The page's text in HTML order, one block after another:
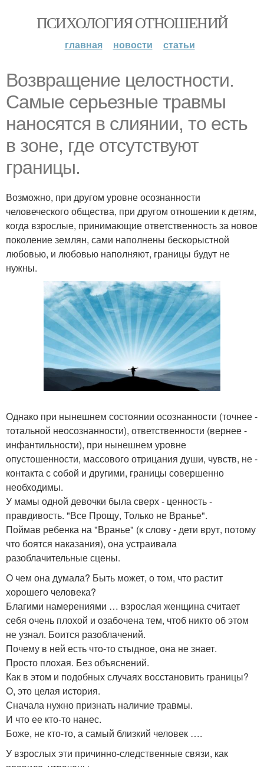
ПСИХОЛОГИЯ ОТНОШЕНИЙ
главная новости статьи
Возвращение целостности.
Самые серьезные травмы
наносятся в слиянии, то есть
в зоне, где отсутствуют
границы.
Возможно, при другом уровне осознанности
человеческого общества, при другом отношении к детям,
когда взрослые, принимающие ответственность за новое
поколение землян, сами наполнены бескорыстной
любовью, и любовью наполняют, границы будут не
нужны.
Однако при нынешнем состоянии осознанности (точнее -
тотальной неосознанности), ответственности (вернее -
инфантильности), при нынешнем уровне
опустошенности, массового отрицания души, чувств, не -
контакта с собой и другими, границы совершенно
необходимы.
У мамы одной девочки была сверх - ценность -
правдивость. "Все Прощу, Только не Вранье".
Поймав ребенка на "Вранье" (к слову - дети врут, потому
что боятся наказания), она устраивала
разоблачительные сцены.
О чем она думала? Быть может, о том, что растит
хорошего человека?
Благими намерениями … взрослая женщина считает
себя очень плохой и озабочена тем, чтоб никто об этом
не узнал. Боится разоблачений.
Почему в ней есть что-то стыдное, она не знает.
Просто плохая. Без объяснений.
Как в этом и подобных случаях восстановить границы?
О, это целая история.
Сначала нужно признать наличие травмы.
И что ее кто-то нанес.
Боже, не кто-то, а самый близкий человек ….
У взрослых эти причинно-следственные связи, как